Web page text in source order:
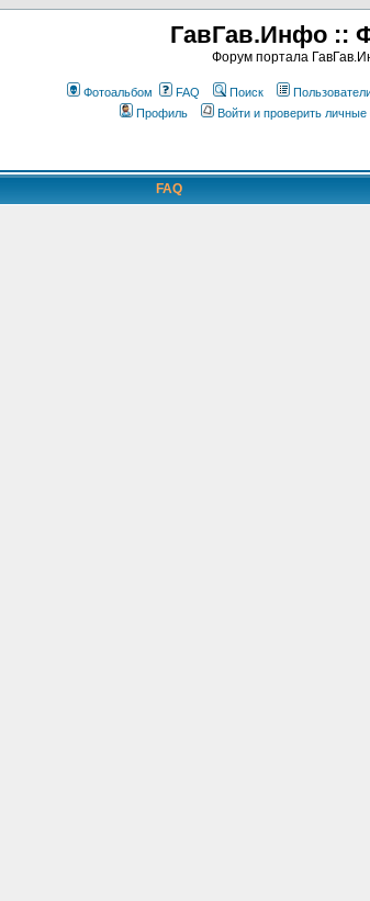
ГавГав.Инфо ::
Форум портала
Фотоальбом FAQ Поиск
Профиль
Войти и проверить
FAQ